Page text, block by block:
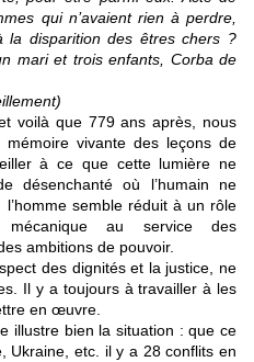
qui n’avaient rien à perdre,
la disparition des êtres chers ?
mari et trois enfants, Corba de
que 779 ans après, nous
vivante des leçons de
à ce que cette lumière ne
désenchanté où l’humain ne
semble réduit à un rôle
au service des
ambitions de pouvoir.
des dignités et la justice, ne
Il y a toujours à travailler à les
en œuvre.
bien la situation : que ce
Ukraine, etc. il y a 28 conflits en